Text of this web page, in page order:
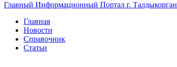
Главный Информационный Портал г. Талдыкорган
Главная
Новости
Справочник
Статьи